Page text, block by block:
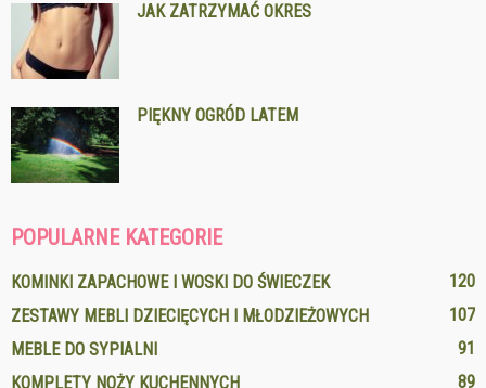
JAK ZATRZYMAĆ OKRES
PIĘKNY OGRÓD LATEM
POPULARNE KATEGORIE
KOMINKI ZAPACHOWE I WOSKI DO ŚWIECZEK
120
ZESTAWY MEBLI DZIECIĘCYCH I MŁODZIEŻOWYCH
107
MEBLE DO SYPIALNI
91
KOMPLETY NOŻY KUCHENNYCH
89